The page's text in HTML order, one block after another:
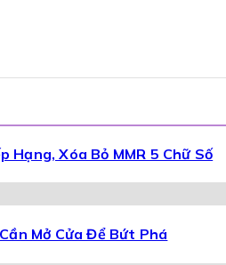
Hạng, Xóa Bỏ MMR 5 Chữ Số
Mở Cửa Để Bứt Phá